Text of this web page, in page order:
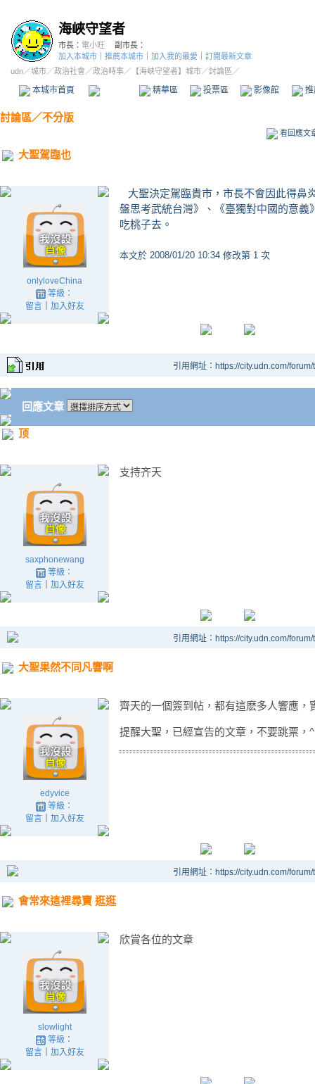
海峽守望者
市長： 電小旺
副市長：
加入本城市
推薦本城市 加入我的最愛
訂閱最新文章
udn／城市／政治社會 ／政治時事／ 【海峽守望者】城市／討論區／
本城市首頁 精華區 投票區 影像館
討論區／不分版
看回應文
大聖駕臨也
onlyloveChina
等級：
留言｜ 加入好友
大聖決定駕臨貴市，市長不會因此得鼻
盤思考武統台灣》、《臺獨對中國的意
吃桃子去。
本文於 2008/01/20 10:34 修改第 1 次
引用網址：https://city.udn.com/
回應文章
顶
saxphonewang
等級：
留言｜ 加入好友
支持齐天
引用網址：https://city.udn.com/
大聖果然不同凡響啊
edyvice
等級：
留言｜ 加入好友
齊天的一個簽到帖，都有這麽多人響應
提醒大聖，已經宣告的文章，不要跳票，
引用網址：https://city.udn.com/
會常來這裡尋寶 逛逛
slowlight
等級：
留言｜ 加入好友
欣賞各位的文章